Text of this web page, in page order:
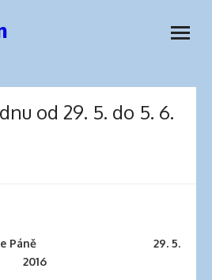
otevřít
od 29. 5. do 5. 6.
a Krve Páně 29. 5.
2016